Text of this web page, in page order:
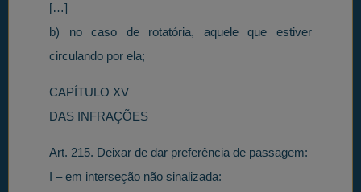
[…]
b) no caso de rotatória, aquele que estiver
circulando por ela;
CAPÍTULO XV
DAS INFRAÇÕES
Art. 215. Deixar de dar preferência de passagem:
I – em interseção não sinalizada: